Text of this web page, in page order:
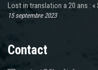
Lost in translation a 20 ans :
15 septembre 2023
Contact